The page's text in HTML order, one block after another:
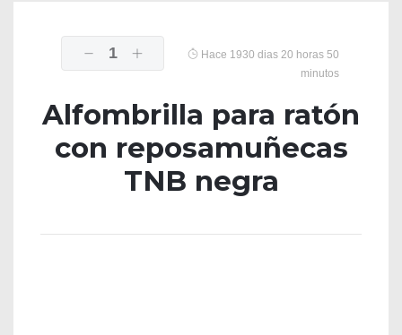
1
Hace 1930 dias 20 horas 50
minutos
Alfombrilla para ratón
con reposamuñecas
TNB negra